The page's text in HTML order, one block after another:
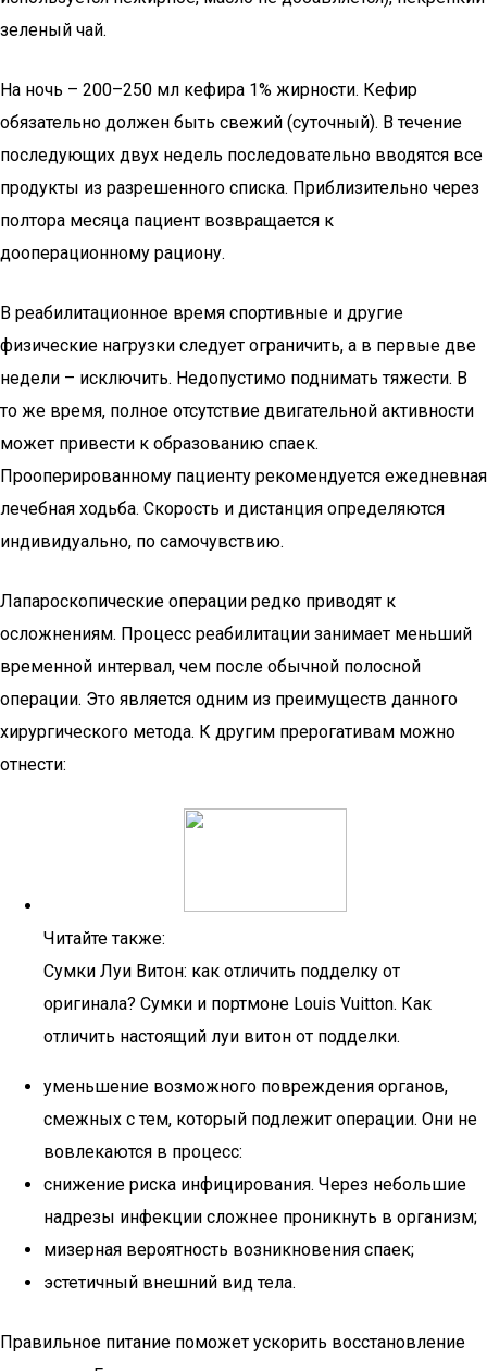
зеленый чай.
На ночь – 200–250 мл кефира 1% жирности. Кефир
обязательно должен быть свежий (суточный). В течение
последующих двух недель последовательно вводятся все
продукты из разрешенного списка. Приблизительно через
полтора месяца пациент возвращается к
дооперационному рациону.
В реабилитационное время спортивные и другие
физические нагрузки следует ограничить, а в первые две
недели – исключить. Недопустимо поднимать тяжести. В
то же время, полное отсутствие двигательной активности
может привести к образованию спаек.
Прооперированному пациенту рекомендуется ежедневная
лечебная ходьба. Скорость и дистанция определяются
индивидуально, по самочувствию.
Лапароскопические операции редко приводят к
осложнениям. Процесс реабилитации занимает меньший
временной интервал, чем после обычной полосной
операции. Это является одним из преимуществ данного
хирургического метода. К другим прерогативам можно
отнести:
Читайте также:
Сумки Луи Витон: как отличить подделку от
оригинала? Сумки и портмоне Louis Vuitton. Как
отличить настоящий луи витон от подделки.
уменьшение возможного повреждения органов,
смежных с тем, который подлежит операции. Они не
вовлекаются в процесс:
снижение риска инфицирования. Через небольшие
надрезы инфекции сложнее проникнуть в организм;
мизерная вероятность возникновения спаек;
эстетичный внешний вид тела.
Правильное питание поможет ускорить восстановление